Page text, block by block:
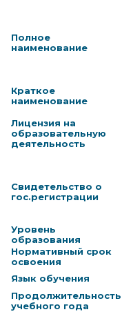
Полное
наименование
Краткое
наименование
Лицензия на
образовательную
деятельность
Свидетельство о
гос.регистрации
Уровень
образования
Нормативный срок
освоения
Язык обучения
Продолжительность
учебного года